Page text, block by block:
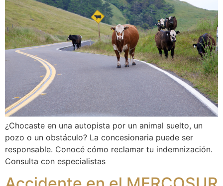
¿Chocaste en una autopista por un animal suelto, un
pozo o un obstáculo? La concesionaria puede ser
responsable. Conocé cómo reclamar tu indemnización.
Consulta con especialistas